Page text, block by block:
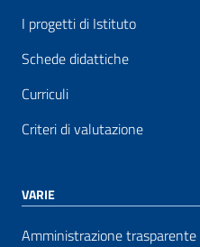
I progetti di Istituto
Schede didattiche
Curriculi
Criteri di valutazione
VARIE
Amministrazione trasparente